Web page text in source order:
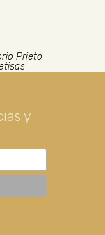
Prieto
y